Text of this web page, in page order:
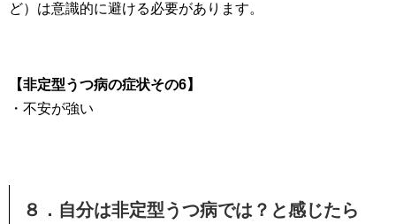
ど）は意識的に避ける必要があります。
【非定型うつ病の症状その6】
・不安が強い
８．自分は非定型うつ病では？と感じたら